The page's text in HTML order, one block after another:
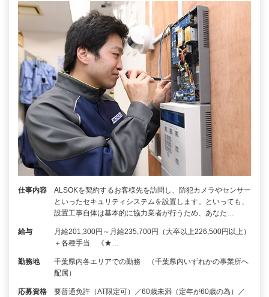
仕事内容
ALSOKを契約するお客様先を訪問し、防犯カメラやセンサー
といったセキュリティシステムを設置します。といっても、
設置工事自体は基本的に協力業者が行うため、あなた…
給与
月給201,300円～月給235,700円（大卒以上226,500円以上）
＋各種手当 《★…
勤務地
千葉県内各エリアでの勤務 （千葉県内いずれかの事業所へ
配属）
応募資格
要普通免許（AT限定可）／60歳未満（定年が60歳の為）／